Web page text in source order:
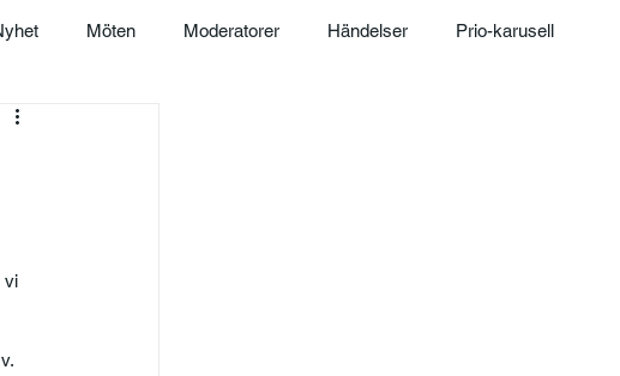
Möten Moderatorer Händelser Prio-karusell
vi